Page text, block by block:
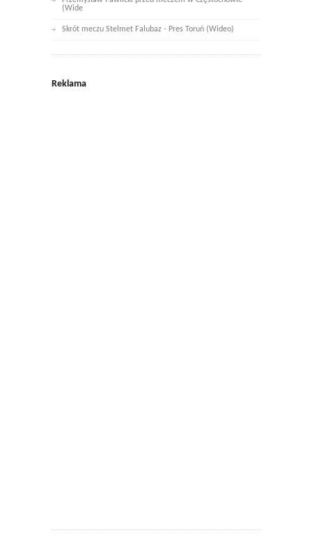
(Wide
Skrót meczu Stelmet Falubaz - Pres Toruń (Wideo)
Reklama